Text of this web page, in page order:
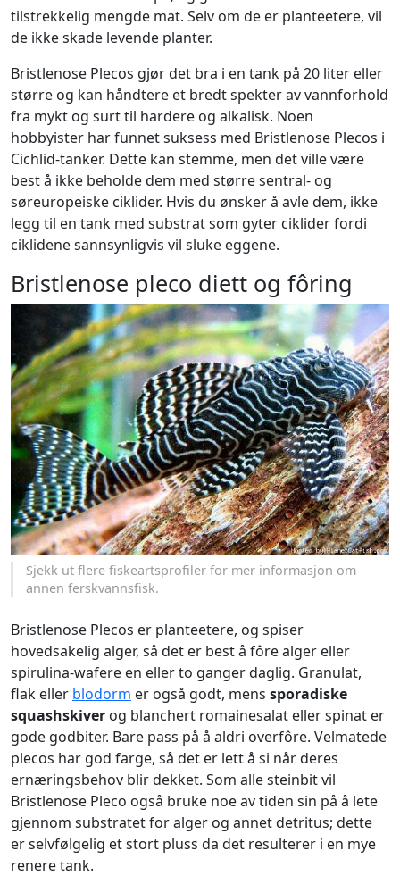
tilstrekkelig mengde mat. Selv om de er planteetere, vil
de ikke skade levende planter.
Bristlenose Plecos gjør det bra i en tank på 20 liter eller
større og kan håndtere et bredt spekter av vannforhold
fra mykt og surt til hardere og alkalisk. Noen
hobbyister har funnet suksess med Bristlenose Plecos i
Cichlid-tanker. Dette kan stemme, men det ville være
best å ikke beholde dem med større sentral- og
søreuropeiske ciklider. Hvis du ønsker å avle dem, ikke
legg til en tank med substrat som gyter ciklider fordi
ciklidene sannsynligvis vil sluke eggene.
Bristlenose pleco diett og fôring
Sjekk ut flere fiskeartsprofiler for mer informasjon om
annen ferskvannsfisk.
Bristlenose Plecos er planteetere, og spiser
hovedsakelig alger, så det er best å fôre alger eller
spirulina-wafere en eller to ganger daglig. Granulat,
flak eller blodorm er også godt, mens sporadiske
squashskiver og blanchert romainesalat eller spinat er
gode godbiter. Bare pass på å aldri overfôre. Velmatede
plecos har god farge, så det er lett å si når deres
ernæringsbehov blir dekket. Som alle steinbit vil
Bristlenose Pleco også bruke noe av tiden sin på å lete
gjennom substratet for alger og annet detritus; dette
er selvfølgelig et stort pluss da det resulterer i en mye
renere tank.